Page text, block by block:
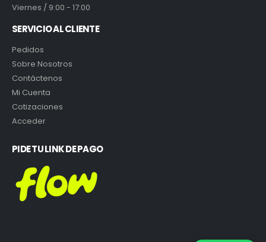
Viernes / 9:00 - 17:00
SERVICIO AL CLIENTE
Pedidos
Sobre Nosotros
Contáctenos
Mi Cuenta
Cotizaciones
Acceder
PIDE TU LINK DE PAGO